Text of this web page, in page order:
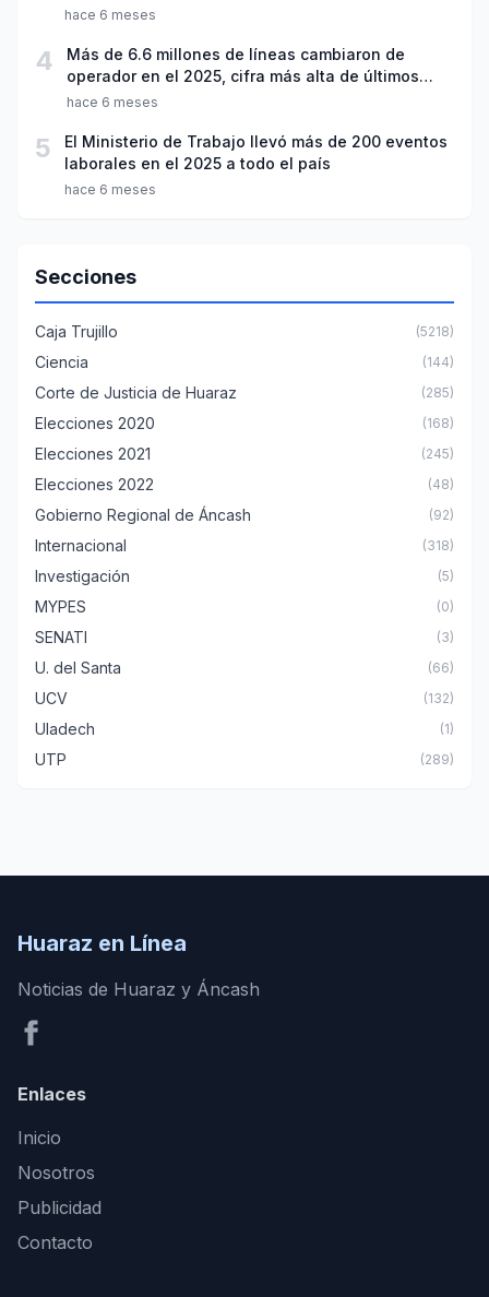
hace 6 meses
4
Más de 6.6 millones de líneas cambiaron de
operador en el 2025, cifra más alta de últimos
seis años
hace 6 meses
5
El Ministerio de Trabajo llevó más de 200 eventos
laborales en el 2025 a todo el país
hace 6 meses
Secciones
Caja Trujillo (5218)
Ciencia (144)
Corte de Justicia de Huaraz (285)
Elecciones 2020 (168)
Elecciones 2021 (245)
Elecciones 2022 (48)
Gobierno Regional de Áncash (92)
Internacional (318)
Investigación (5)
MYPES (0)
SENATI (3)
U. del Santa (66)
UCV (132)
Uladech (1)
UTP (289)
Huaraz en Línea
Noticias de Huaraz y Áncash
Enlaces
Inicio
Nosotros
Publicidad
Contacto